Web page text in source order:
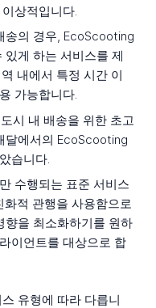
상적입니다.
송의 경우, EcoScooting
게 하는 서비스를 제
내에서 특정 시간 이
가능합니다.
시 내 배송을 위한 초고
달에서의 EcoScooting
습니다.
수행되는 표준 서비스
적 관행을 사용함으로
향을 최소화하기를 원하
이언트를 대상으로 합
유형에 따라 다릅니